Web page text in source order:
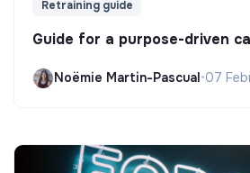
Retraining guide
Guide for a purpose-driven
Noëmie Martin-Pascual •07